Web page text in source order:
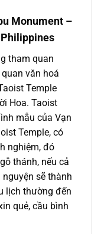
Monument –
tham quan
văn hoá
Temple
Hoa. Taoist
mẫu của Vạn
Temple, có
nghiệm, đó
thánh, nếu cả
sẽ thành
lịch thường đến
quẻ, cầu bình